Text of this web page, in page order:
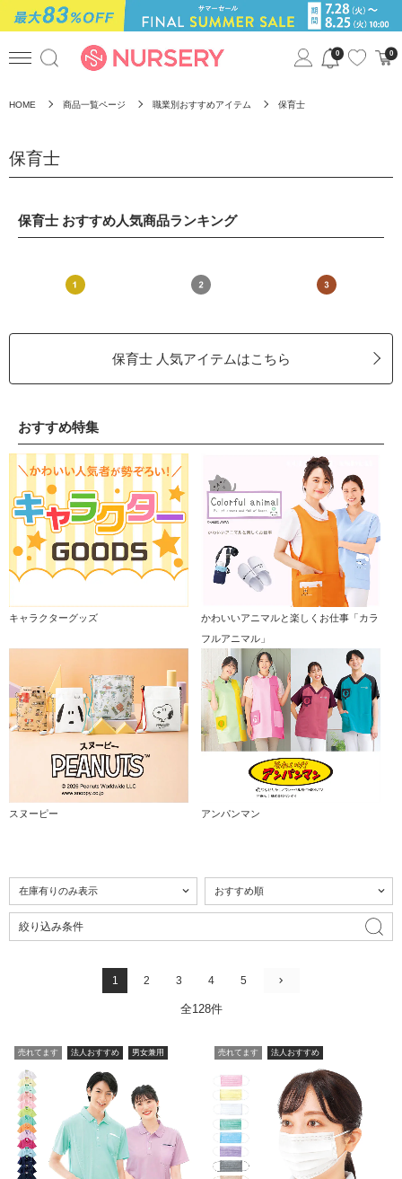
0 0
HOME 商品一覧ページ 職業別おすすめアイテム 保育士
保育士
保育士 おすすめ人気商品ランキング
保育士 人気アイテムはこちら
おすすめ特集
キャラクターグッズ
かわいいアニマルと楽しくお仕事「カラ
フルアニマル」
スヌーピー アンパンマン
絞り込み条件
1 2 3 4 5
全128件
売れてます 法人おすすめ 男女兼用 売れてます 法人おすすめ